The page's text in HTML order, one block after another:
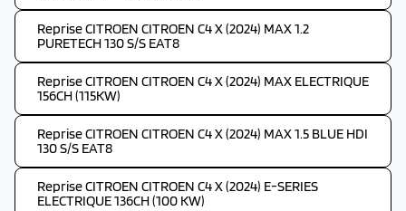
Reprise CITROEN CITROEN C4 X (2024) MAX 1.2
PURETECH 130 S/S EAT8
Reprise CITROEN CITROEN C4 X (2024) MAX ELECTRIQUE
156CH (115KW)
Reprise CITROEN CITROEN C4 X (2024) MAX 1.5 BLUE HDI
130 S/S EAT8
Reprise CITROEN CITROEN C4 X (2024) E-SERIES
ELECTRIQUE 136CH (100 KW)